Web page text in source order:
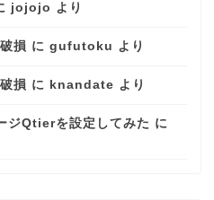
jojojo より
損 に gufutoku より
損 に knandate より
ジQtierを設定してみた に